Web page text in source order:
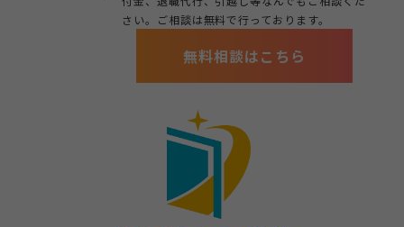
さい。ご相談は無料で行っております。
無料相談はこちら